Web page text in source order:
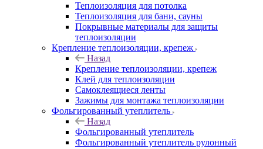
Теплоизоляция для потолка
Теплоизоляция для бани, сауны
Покрывные материалы для защиты
теплоизоляции
Крепление теплоизоляции, крепеж
Назад
Крепление теплоизоляции, крепеж
Клей для теплоизоляции
Самоклеящиеся ленты
Зажимы для монтажа теплоизоляции
Фольгированный утеплитель
Назад
Фольгированный утеплитель
Фольгированный утеплитель рулонный